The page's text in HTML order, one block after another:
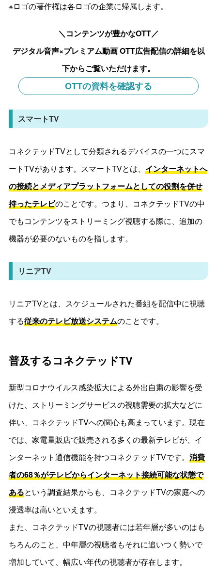
※ロゴの著作権は各ロゴの企業に帰属します。
＼コンテンツが豊かなOTT／
デジタル音声×プレミアム動画 OTT広告配信の詳細を以
下からご覧いただけます。
OTTの資料を確認する
スマートTV
コネクテッドTVとして分類されるデバイスの一つにスマ
ートTVがあります。スマートTVとは、 インターネットへ
の接続とメディアプラットフォームとしての役割を併せ
持ったテレビのことです。つまり、コネクテッドTVの中
でもコンテンツをストリーミング視聴する際に、追加の
機器が必要のないものを指します。
リニアTV
リニアTVとは、スケジュールされた番組を配信中に視聴
する従来のテレビ放送システムのことです。
普及するコネクテッドTV
新型コロナウイルス感染拡大による外出自粛の影響を受
けた、ストリーミングサービスの視聴需要の拡大などに
伴い、コネクテッドTVへの関心も高まっています。現在
では、家電量販店で販売される多くの最新テレビが、イ
ンターネット通信機能を持つコネクテッドTVです。 消費
者の68％がテレビからインターネット接続可能な状態で
あるという調査結果からも、コネクテッドTVの家庭への
浸透率は高いといえます。
また、コネクテッドTVの視聴者には若年層が多いのはも
ちろんのこと、中年層の視聴者もそれに追いつく勢いで
増加していて、幅広い年代の視聴者が存在します。